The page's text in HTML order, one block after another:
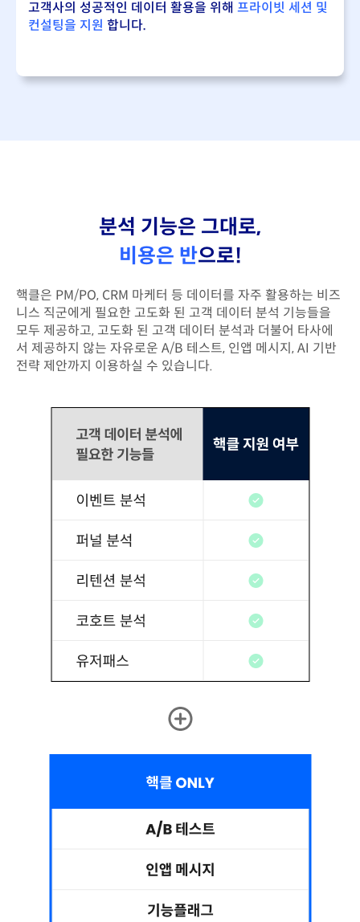
고객사의 성공적인 데이터 활용을 위해 프라이빗 세션 및
컨설팅을 지원 합니다.
분석 기능은 그대로,
비용은 반으로!
핵클은 PM/PO, CRM 마케터 등 데이터를 자주 활용하는 비즈
니스 직군에게 필요한 고도화 된 고객 데이터 분석 기능들을
모두 제공하고, 고도화 된 고객 데이터 분석과 더불어 타사에
서 제공하지 않는 자유로운 A/B 테스트, 인앱 메시지, AI 기반
전략 제안까지 이용하실 수 있습니다.